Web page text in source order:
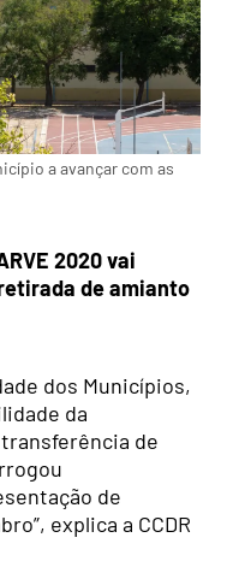
a avançar com as
2020 vai
de amianto
dos Municípios,
da
de
de
explica a CCDR